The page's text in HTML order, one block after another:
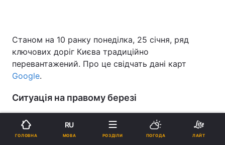
Станом на 10 ранку понеділка, 25 січня, ряд
ключових доріг Києва традиційно
перевантажений. Про це свідчать дані карт
Google.
Ситуація на правому березі
У заторах стоять Велика окружна дорога в
обидві сторони, проспект Перемоги від метро
ГОЛОВНА
RU
МОВА РОЗДІЛИ ПОГОДА ЛАЙТ